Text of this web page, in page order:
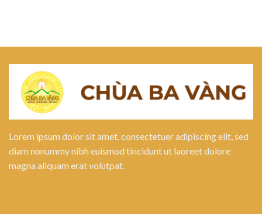
Lorem ipsum dolor sit amet, consectetuer adipiscing elit, sed
diam nonummy nibh euismod tincidunt ut laoreet dolore
magna aliquam erat volutpat.